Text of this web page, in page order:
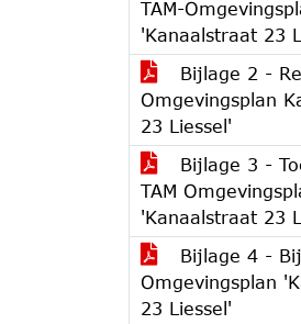
TAM-
'Kanaalstraat 23
Bijlage 2 -
Omgevingsplan
23 Liessel'
Bijlage 3 -
TAM
'Kanaalstraat 23
Bijlage 4 -
Omgevingsplan
23 Liessel'